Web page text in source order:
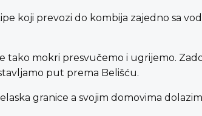
koji prevozi do kombija zajedno sa
tako mokri presvučemo i ugrijemo.
put prema Belišću.
granice a svojim domovima